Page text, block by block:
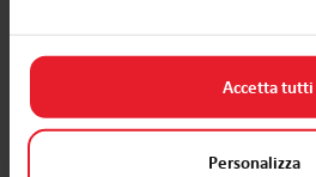
Accetta tutti
Personalizza
vetrine dei negozi. Le case
accoglienti, in cui si
attirano i clienti con colori